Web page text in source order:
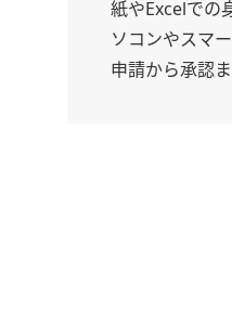
紙やExcelでの
ソコンやスマ
申請から承認